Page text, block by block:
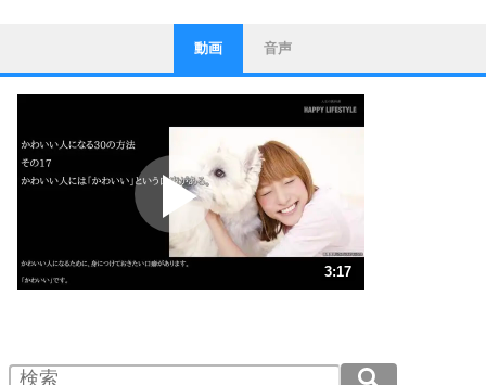
1
ストレス対策
他人と比べない。
いっそのこと、他人を見ない。
いらいらしない人になる30の方法
プラス思考
ポジティブになれない原因は、行動しないから。
ポジティブ思考になる30の方法
ストレス対策
人生、なんとかなるもの。
気楽に生きる30の方法
4 器の大きい人は、怒りを優しさで表現する。
動画 音声
3:17
2.0倍速 （386KB 1分38秒）